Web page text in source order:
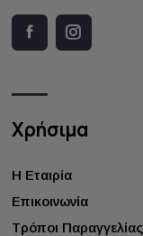
Χρήσιμα
Η Εταιρία
Επικοινωνία
Τρόποι Παραγγελίας